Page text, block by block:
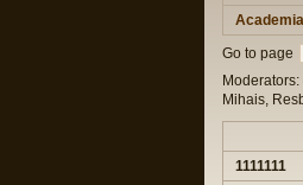
Go to page
Mihais,
1111111